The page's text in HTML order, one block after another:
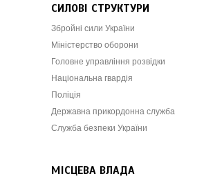
СИЛОВІ СТРУКТУРИ
Збройні сили України
Міністерство оборони
Головне управління розвідки
Національна гвардія
Поліція
Державна прикордонна служба
Служба безпеки України
МІСЦЕВА ВЛАДА